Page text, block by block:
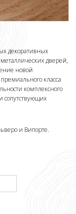
декоративных
дверей,
новой
класса
комплексного
сопутствующих
и Випорте.